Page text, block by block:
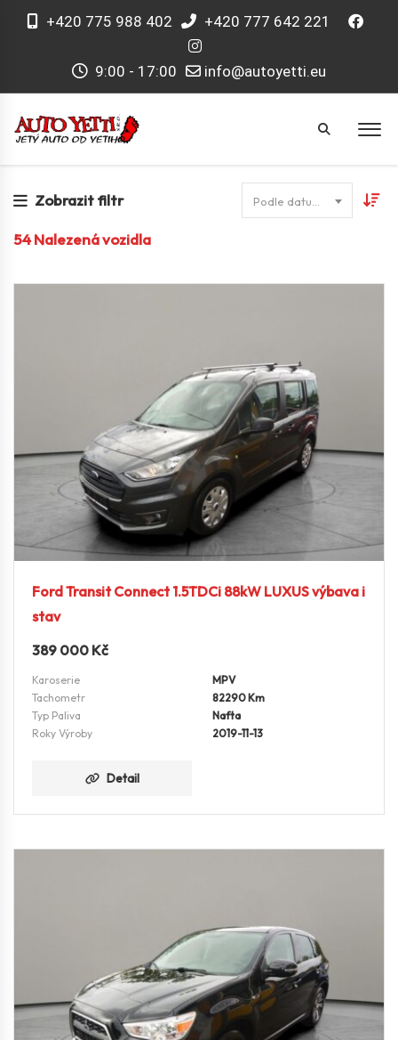
+420 775 988 402 +420 777 642 221
9:00 - 17:00 info@autoyetti.eu
Zobrazit filtr
54Nalezená vozidla
Ford Transit Connect 1.5TDCi 88kW LUXUS výbava i
stav
389 000 Kč
Karoserie
MPV
Tachometr
82290 Km
Typ Paliva
Nafta
Roky Výroby
2019-11-13
Detail